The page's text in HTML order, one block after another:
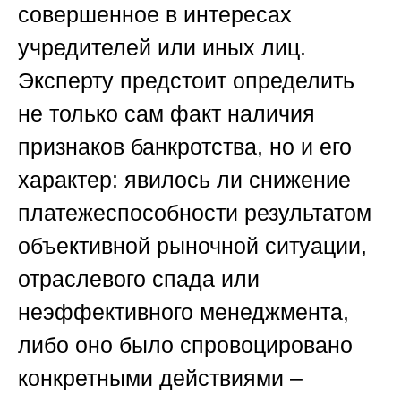
совершенное в интересах
учредителей или иных лиц.
Эксперту предстоит определить
не только сам факт наличия
признаков банкротства, но и его
характер: явилось ли снижение
платежеспособности результатом
объективной рыночной ситуации,
отраслевого спада или
неэффективного менеджмента,
либо оно было спровоцировано
конкретными действиями –